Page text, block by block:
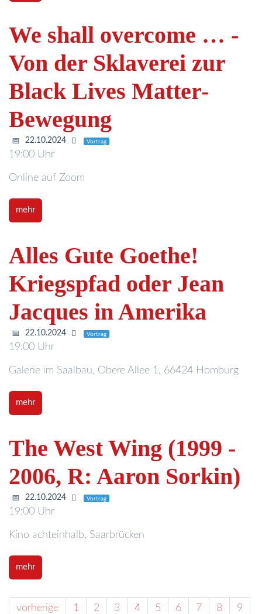
We shall overcome … -
Von der Sklaverei zur
Black Lives Matter-
Bewegung
22.10.2024 Vortrag
19:00 Uhr
Online auf Zoom
mehr
Alles Gute Goethe!
Kriegspfad oder Jean
Jacques in Amerika
22.10.2024 Vortrag
19:00 Uhr
Galerie im Saalbau, Obere Allee 1, 66424 Homburg
mehr
The West Wing (1999 -
2006, R: Aaron Sorkin)
22.10.2024 Vortrag
19:00 Uhr
Kino achteinhalb, Saarbrücken
mehr
vorherige 1 2 3 4 5 6 7 8 9